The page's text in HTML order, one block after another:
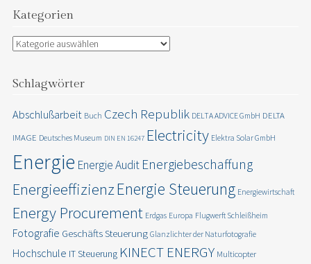
Kategorien
Kategorien
Schlagwörter
Abschlußarbeit Buch Czech Republik DELTA ADVICE GmbH DELTA
IMAGE Deutsches Museum DIN EN 16247 Electricity Elektra Solar GmbH
Energie Energie Audit Energiebeschaffung
EnergieeffizienzEnergie Steuerung Energiewirtschaft
Energy Procurement Erdgas Europa Flugwerft Schleißheim
Fotografie Geschäfts Steuerung Glanzlichter der Naturfotografie
Hochschule IT Steuerung KINECT ENERGY Multicopter